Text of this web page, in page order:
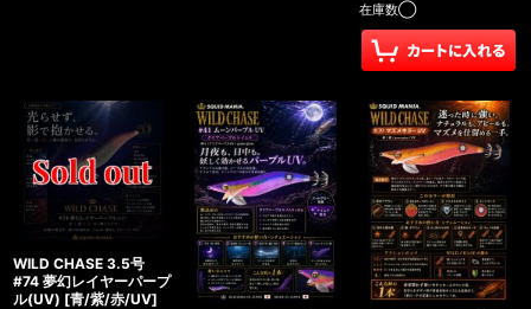
在庫数◯
WILD CHASE 3.5号
#74 夢幻レイヤーパープ
ル(UV) [青/紫/赤/UV]